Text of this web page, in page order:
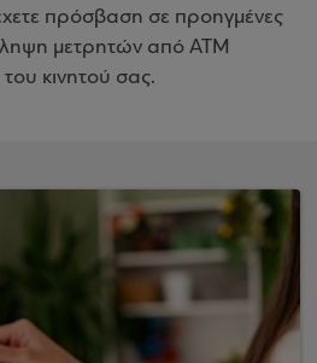
πρόσβαση σε προηγμένες
μετρητών από ATM
κινητού σας.